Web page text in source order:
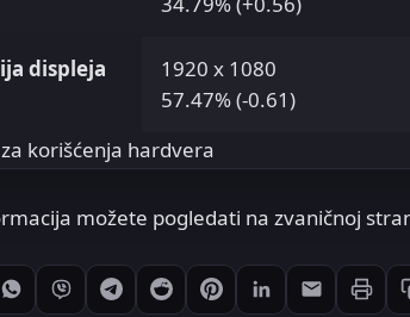
displeja
1920 x 1080
57.47% (-0.61)
korišćenja hardvera
možete pogledati na zvaničnoj
X
Podeli: WhatsApp
Podeli: Viber
Podeli: Telegram
Podeli: Reddit
Podeli: Pinterest
Podeli: LinkedIn
Podeli: